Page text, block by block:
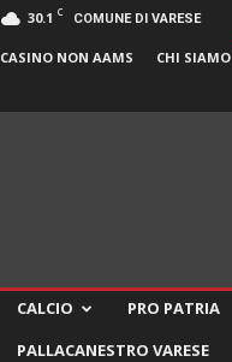
30.1 C COMUNE DI VARESE
CASINO NON AAMS CHI SIAMO
CALCIO PRO PATRIA
PALLACANESTRO VARESE